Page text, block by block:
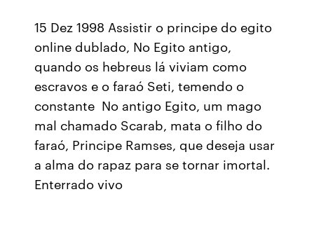
15 Dez 1998 Assistir o principe do egito
online dublado, No Egito antigo,
quando os hebreus lá viviam como
escravos e o faraó Seti, temendo o
constante No antigo Egito, um mago
mal chamado Scarab, mata o filho do
faraó, Principe Ramses, que deseja usar
a alma do rapaz para se tornar imortal.
Enterrado vivo